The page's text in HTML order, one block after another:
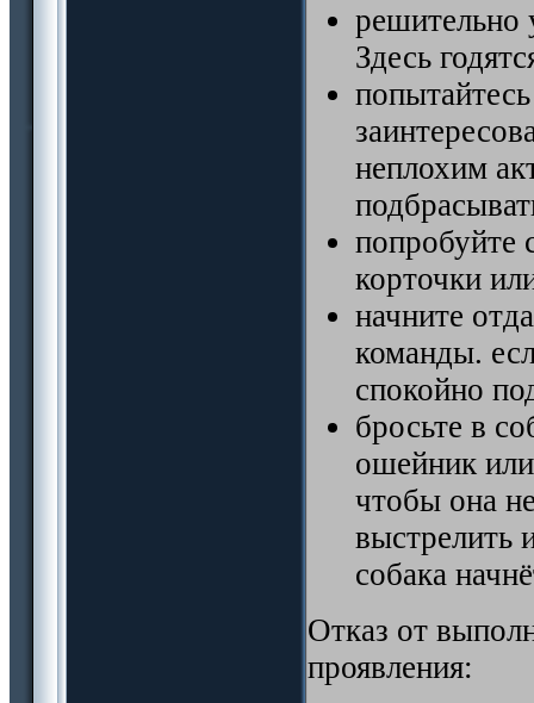
решительно
Здесь
неплохим
попробуйте
корточки
начните
команды.
спокойно
бросьте в
ошейник
чтобы она
выстрелить
собака
Отказ от
проявления: